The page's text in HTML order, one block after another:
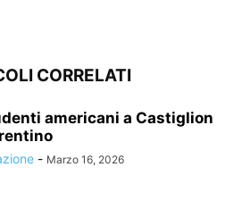
CORRELATI
americani a Castiglion
- Marzo 16, 2026